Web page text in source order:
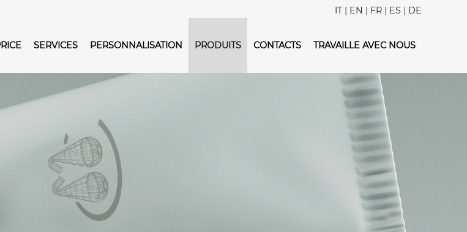
IT| EN | FR | ES | DE
SERVICES PERSONNALISATION PRODUITS CONTACTS TRAVAILLE AVEC NOUS